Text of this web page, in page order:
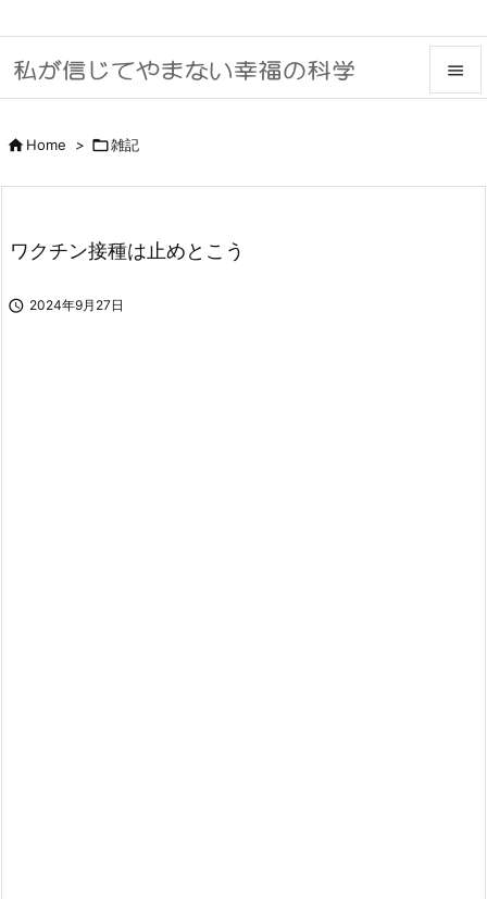

Home > 雑記
ワクチン接種は止めとこう
 2024年9月27日